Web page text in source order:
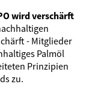
wird verschärft
- Mitglieder
Palmöl
Prinzipien
zu.